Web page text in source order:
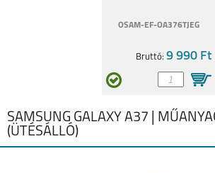
OSAM-EF-OA376TJEG
Bruttó: 9 990 Ft
SAMSUNG GALAXY A37 |
(ÜTÉSÁLLÓ)